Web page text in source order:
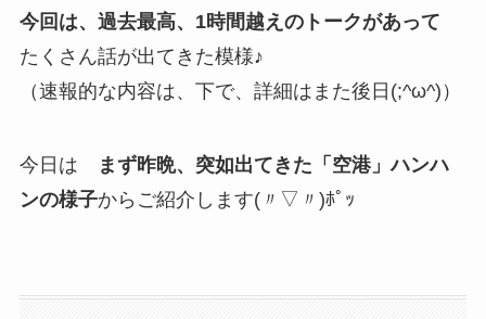
今回は、過去最高、1時間越えのトークがあって
たくさん話が出てきた模様♪
（速報的な内容は、下で、詳細はまた後日(;^ω^)）
今日は
まず昨晩、突如出てきた「空港」ハンハ
ンの様子からご紹介します(〃▽〃)ﾎﾟｯ